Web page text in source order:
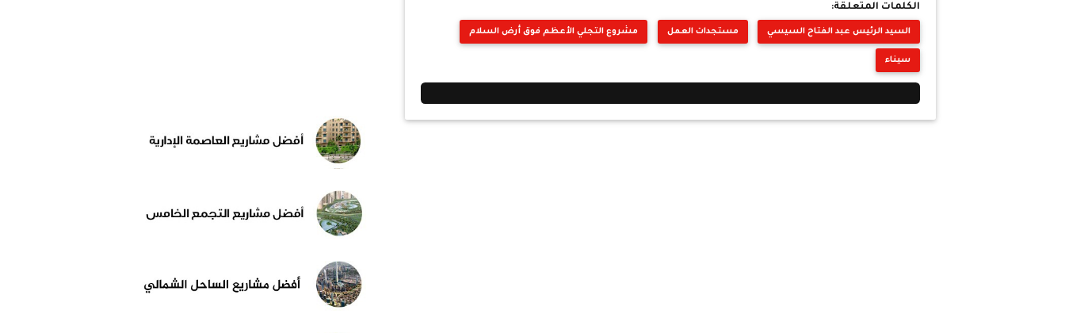
الكلمات المتعلقة:
السيد الرئيس عبد الفتاح السيسي مستجدات العمل مشروع التجلي الأعظم فوق أرض السلام
سيناء